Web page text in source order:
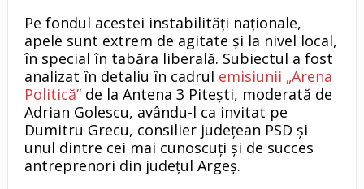
Pe fondul acestei instabilități naționale,
apele sunt extrem de agitate și la nivel local,
în special în tabăra liberală. Subiectul a fost
analizat în detaliu în cadrul emisiunii „Arena
Politică”de la Antena 3 Pitești, moderată de
Adrian Golescu, avându-l ca invitat pe
Dumitru Grecu, consilier județean PSD și
unul dintre cei mai cunoscuți și de succes
antreprenori din județul Argeș.